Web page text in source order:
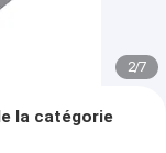
2/7
la catégorie